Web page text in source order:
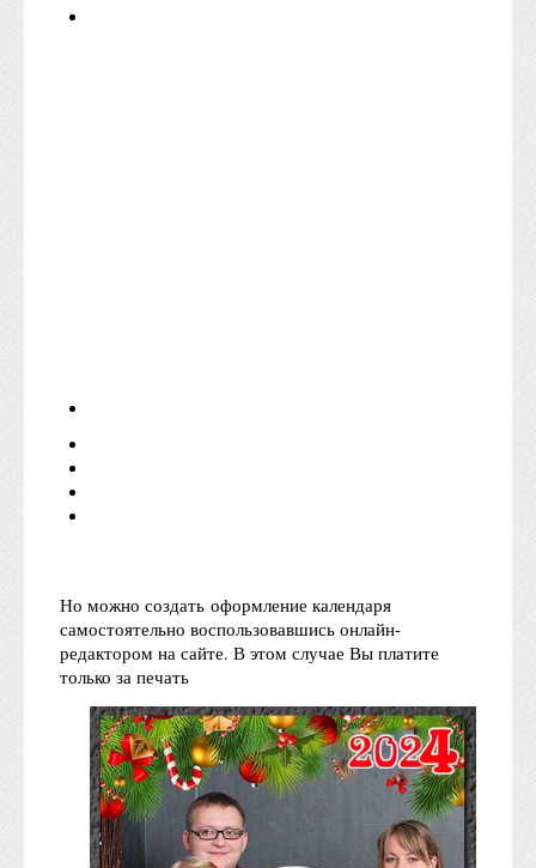
Но можно создать оформление календаря
самостоятельно воспользовавшись онлайн-
редактором на сайте. В этом случае Вы платите
только за печать